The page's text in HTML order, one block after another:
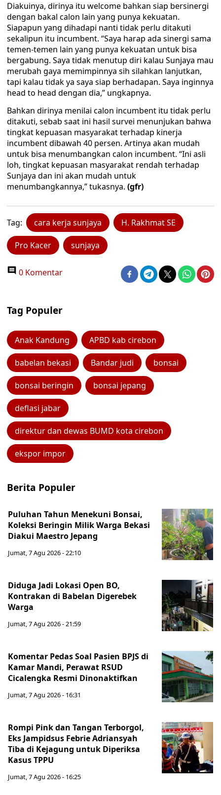
Diakuinya, dirinya itu welcome bahkan siap bersinergi
dengan bakal calon lain yang punya kekuatan.
Siapapun yang dihadapi nanti tidak perlu ditakuti
sekalipun itu incumbent. “Saya harap ada sinergi sama
temen-temen lain yang punya kekuatan untuk bisa
bergabung. Saya tidak menutup diri kalau Sunjaya mau
merubah gaya memimpinnya sih silahkan lanjutkan,
tapi kalau tidak ya saya siap berhadapan. Saya inginnya
head to head dengan dia,” ungkapnya.
Bahkan dirinya menilai calon incumbent itu tidak perlu
ditakuti, sebab saat ini hasil survei menunjukan bahwa
tingkat kepuasan masyarakat terhadap kinerja
incumbent dibawah 40 persen. Artinya akan mudah
untuk bisa menumbangkan calon incumbent. “Ini asli
loh, tingkat kepuasan masyarakat rendah terhadap
Sunjaya dan ini akan mudah untuk
menumbangkannya,” tukasnya. (gfr)
Tag: cara kerja sunjaya H. Rakhmat SE
Pro Kacer sunjaya
0 Komentar
Tag Populer
Anak Kandung APBD kab cirebon
babelan bekasi Bandar judi bonsai
bonsai beringin bonsai jepang
deflasi jabar
direktur dan dewas BUMD kota cirebon
ekspor impor
Berita Populer
Puluhan Tahun Menekuni Bonsai,
Koleksi Beringin Milik Warga Bekasi
Diakui Maestro Jepang
Jumat, 7 Agu 2026 - 22:10
Diduga Jadi Lokasi Open BO,
Kontrakan di Babelan Digerebek
Warga
Jumat, 7 Agu 2026 - 21:59
Komentar Pedas Soal Pasien BPJS di
Kamar Mandi, Perawat RSUD
Cicalengka Resmi Dinonaktifkan
Jumat, 7 Agu 2026 - 16:31
Rompi Pink dan Tangan Terborgol,
Eks Jampidsus Febrie Adriansyah
Tiba di Kejagung untuk Diperiksa
Kasus TPPU
Jumat, 7 Agu 2026 - 16:25